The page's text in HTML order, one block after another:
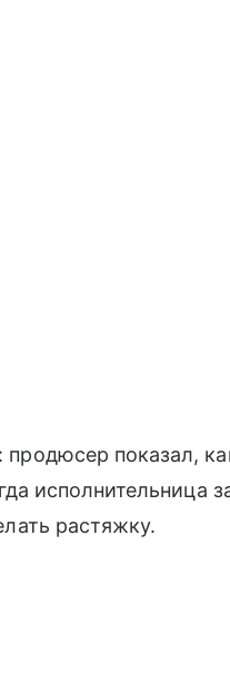
показал,
исполнительница
растяжку.